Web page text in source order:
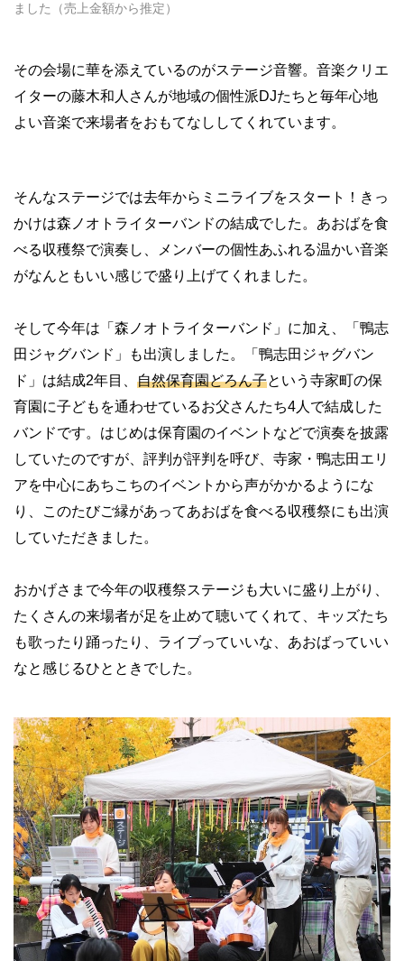
ました（売上金額から推定）
その会場に華を添えているのがステージ音響。音楽クリエ
イターの藤木和人さんが地域の個性派DJたちと毎年心地
よい音楽で来場者をおもてなししてくれています。
そんなステージでは去年からミニライブをスタート！きっ
かけは森ノオトライターバンドの結成でした。あおばを食
べる収穫祭で演奏し、メンバーの個性あふれる温かい音楽
がなんともいい感じで盛り上げてくれました。
そして今年は「森ノオトライターバンド」に加え、「鴨志
田ジャグバンド」も出演しました。「鴨志田ジャグバン
ド」は結成2年目、 自然保育園どろん子という寺家町の保
育園に子どもを通わせているお父さんたち4人で結成した
バンドです。はじめは保育園のイベントなどで演奏を披露
していたのですが、評判が評判を呼び、寺家・鴨志田エリ
アを中心にあちこちのイベントから声がかかるようにな
り、このたびご縁があってあおばを食べる収穫祭にも出演
していただきました。
おかげさまで今年の収穫祭ステージも大いに盛り上がり、
たくさんの来場者が足を止めて聴いてくれて、キッズたち
も歌ったり踊ったり、ライブっていいな、あおばっていい
なと感じるひとときでした。